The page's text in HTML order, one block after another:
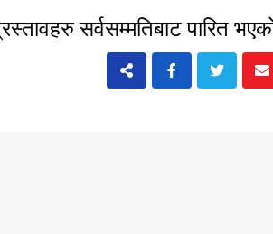
सर्वसम्मतिबाट पारित